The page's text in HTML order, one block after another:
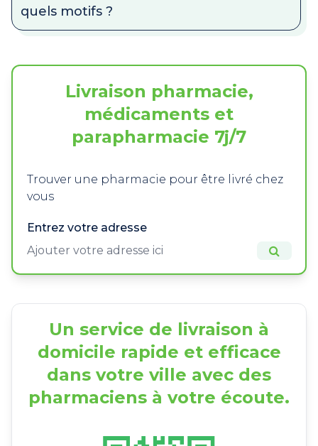
quels motifs ?
Livraison pharmacie,
médicaments et
parapharmacie 7j/7
Trouver une pharmacie pour être livré chez
vous
Entrez votre adresse
Un service de livraison à
domicile rapide et efficace
dans votre ville avec des
pharmaciens à votre écoute.